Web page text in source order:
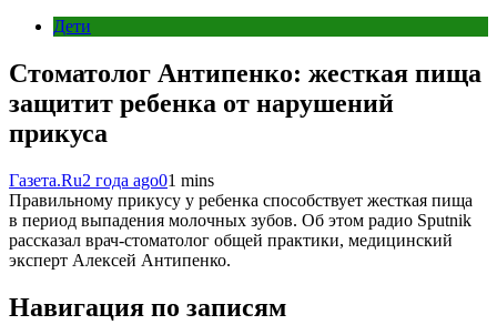
Дети
Стоматолог Антипенко: жесткая пища
защитит ребенка от нарушений
прикуса
Газета.Ru2 года ago01 mins
Правильному прикусу у ребенка способствует жесткая пища
в период выпадения молочных зубов. Об этом радио Sputnik
рассказал врач-стоматолог общей практики, медицинский
эксперт Алексей Антипенко.
Навигация по записям